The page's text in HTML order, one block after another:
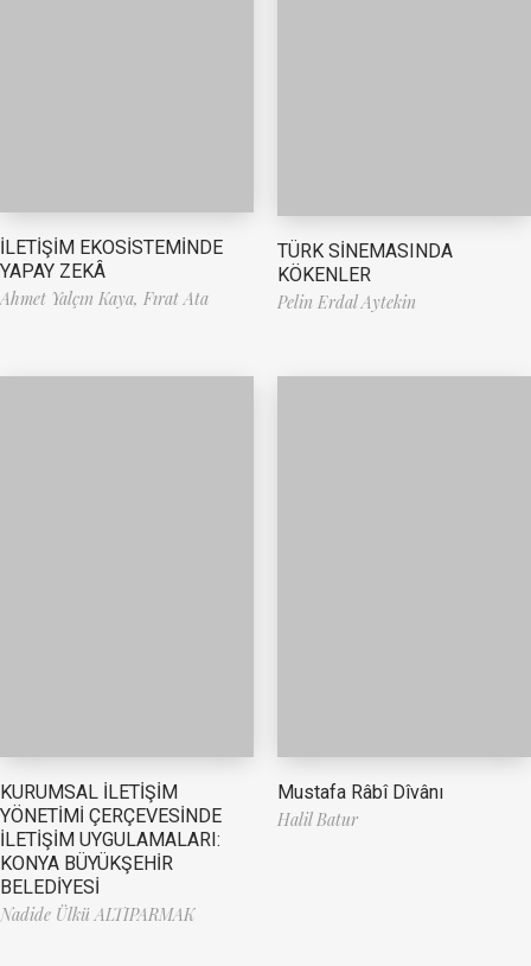
İLETİŞİM EKOSİSTEMİNDE
YAPAY ZEKÂ
Ahmet Yalçın Kaya, Fırat Ata
TÜRK SİNEMASINDA
KÖKENLER
Pelin Erdal Aytekin
KURUMSAL İLETİŞİM
YÖNETİMİ ÇERÇEVESİNDE
İLETİŞİM UYGULAMALARI:
KONYA BÜYÜKŞEHİR
BELEDİYESİ
Nadide Ülkü ALTIPARMAK
Mustafa Râbî Dîvânı
Halil Batur